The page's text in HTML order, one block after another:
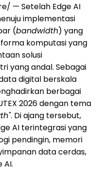
— Setelah Edge AI
implementasi
(bandwidth) yang
komputasi yang
solusi
yang andal. Sebagai
digital berskala
berbagai
2026 dengan tema
. Di ajang tersebut,
AI terintegrasi yang
pendingin, memori
data cerdas,
AI.